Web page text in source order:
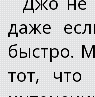
даже
быстро.
тот,